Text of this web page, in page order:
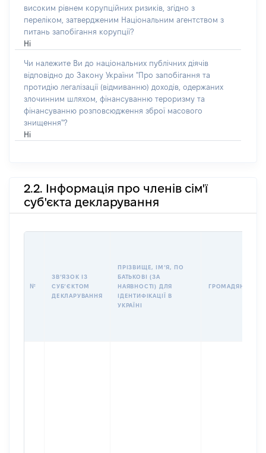
високим рівнем корупційних ризиків, згідно з
переліком, затвердженим Національним агентством з
питань запобігання корупції?
Ні
Чи належите Ви до національних публічних діячів
відповідно до Закону України "Про запобігання та
протидію легалізації (відмиванню) доходів, одержаних
злочинним шляхом, фінансуванню тероризму та
фінансуванню розповсюдження зброї масового
знищення"?
Ні
2.2. Інформація про членів сім'ї
суб'єкта декларування
№
ЗВʼЯЗОК ІЗ
СУБʼЄКТОМ
ДЕКЛАРУВАННЯ
ПРІЗВИЩЕ, ІМʼЯ, ПО
БАТЬКОВІ (ЗА
НАЯВНОСТІ) ДЛЯ
ІДЕНТИФІКАЦІЇ В
УКРАЇНІ
ГРОМАДЯНСТВО